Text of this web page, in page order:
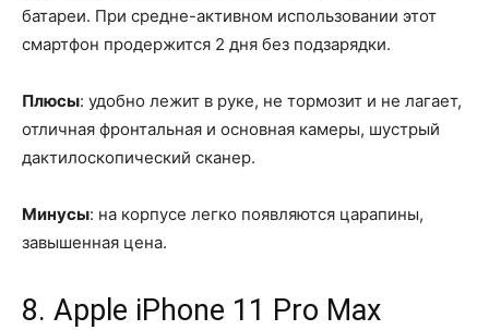
батареи. При средне-активном использовании этот
смартфон продержится 2 дня без подзарядки.
Плюсы: удобно лежит в руке, не тормозит и не лагает,
отличная фронтальная и основная камеры, шустрый
дактилоскопический сканер.
Минусы: на корпусе легко появляются царапины,
завышенная цена.
8. Apple iPhone 11 Pro Max